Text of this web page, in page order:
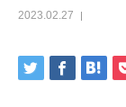
2023.02.27
特別コース